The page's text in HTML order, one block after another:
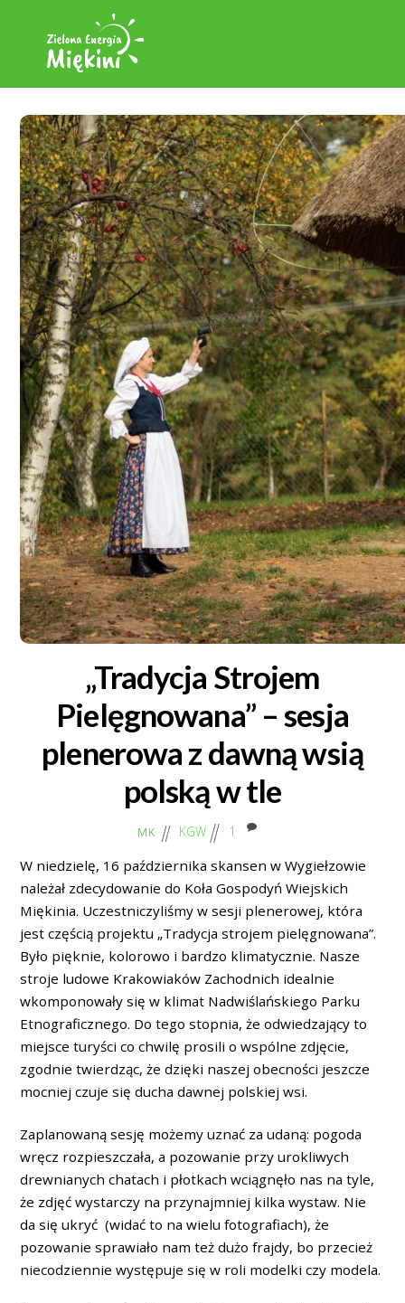
„Tradycja Strojem
Pielęgnowana” – sesja
plenerowa z dawną wsią
polską w tle
MK KGW 1
W niedzielę, 16 października skansen w Wygiełzowie
należał zdecydowanie do Koła Gospodyń Wiejskich
Miękinia. Uczestniczyliśmy w sesji plenerowej, która
jest częścią projektu „Tradycja strojem pielęgnowana”.
Było pięknie, kolorowo i bardzo klimatycznie. Nasze
stroje ludowe Krakowiaków Zachodnich idealnie
wkomponowały się w klimat Nadwiślańskiego Parku
Etnograficznego. Do tego stopnia, że odwiedzający to
miejsce turyści co chwilę prosili o wspólne zdjęcie,
zgodnie twierdząc, że dzięki naszej obecności jeszcze
mocniej czuje się ducha dawnej polskiej wsi.
Zaplanowaną sesję możemy uznać za udaną: pogoda
wręcz rozpieszczała, a pozowanie przy urokliwych
drewnianych chatach i płotkach wciągnęło nas na tyle,
że zdjęć wystarczy na przynajmniej kilka wystaw. Nie
da się ukryć (widać to na wielu fotografiach), że
pozowanie sprawiało nam też dużo frajdy, bo przecież
niecodziennie występuje się w roli modelki czy modela.